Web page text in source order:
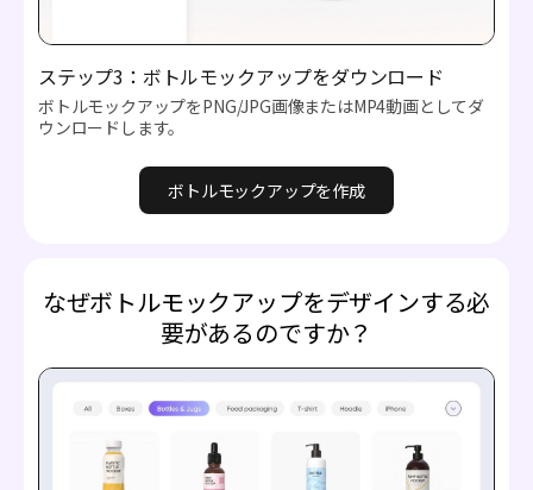
ステップ3：ボトルモックアップをダウンロード
ボトルモックアップをPNG/JPG画像またはMP4動画としてダ
ウンロードします。
ボトルモックアップを作成
なぜボトルモックアップをデザインする必
要があるのですか？